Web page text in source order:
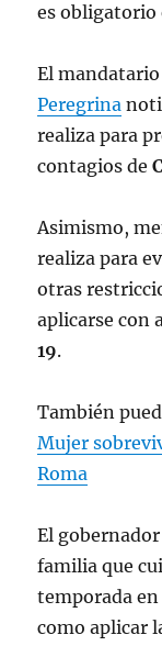
es obligatorio
El mandatario
Peregrina
realiza para
contagios de
Asimismo,
realiza para
otras
aplicarse con
19.
También
Mujer
Roma
El
familia que
temporada
como aplicar